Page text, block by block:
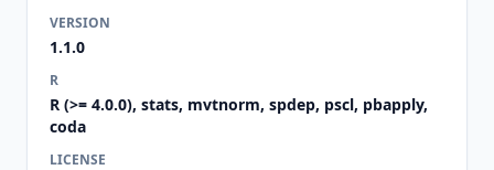
VERSION
1.1.0
R
R (>= 4.0.0), stats, mvtnorm, spdep, pscl, pbapply,
coda
LICENSE